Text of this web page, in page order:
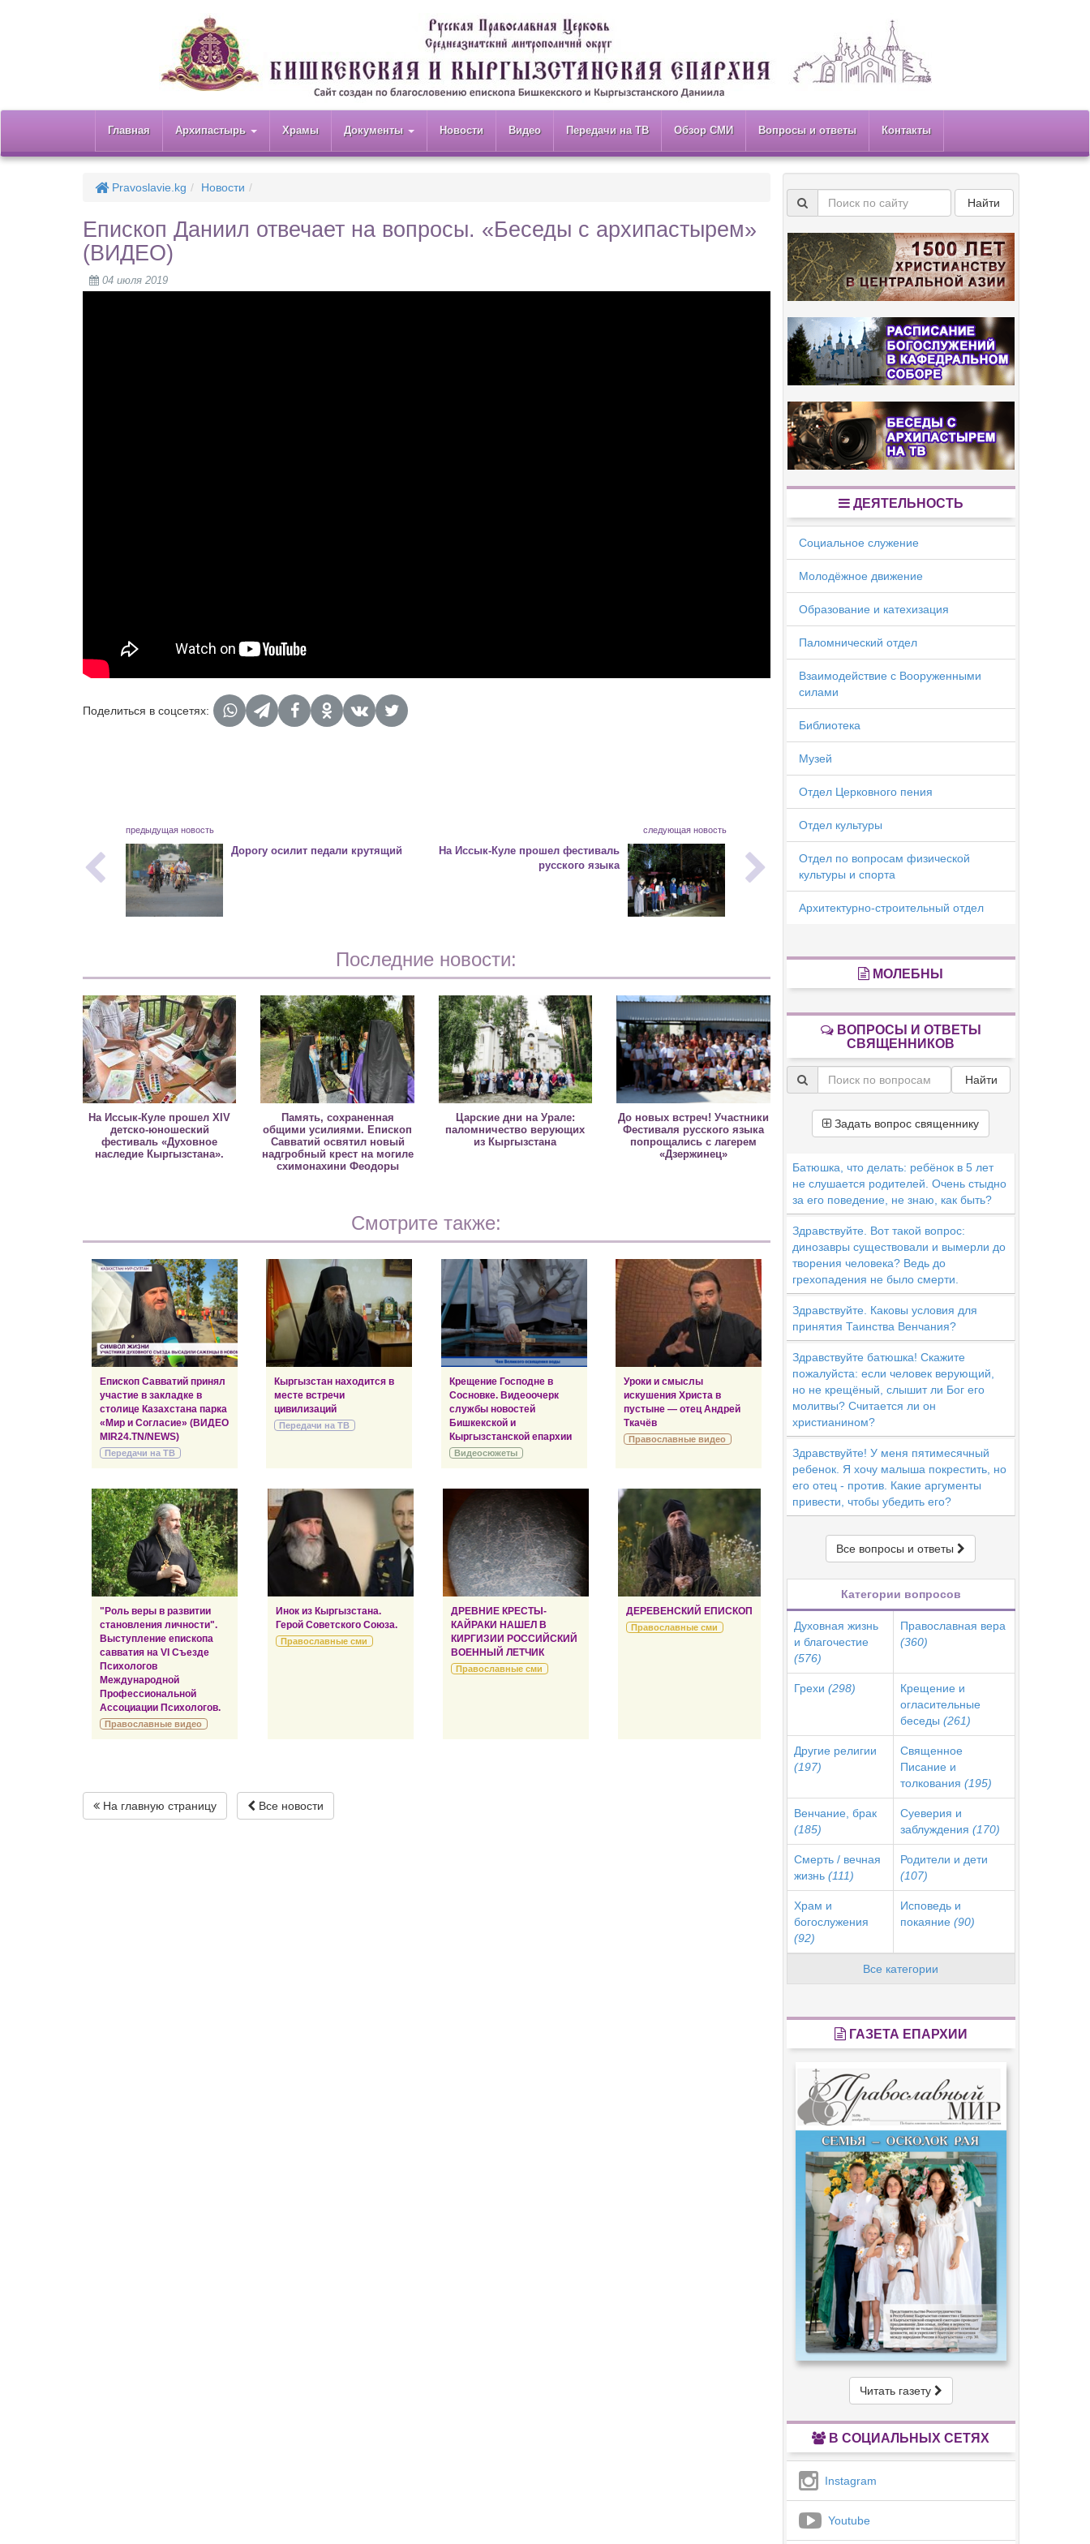
Главная Архипастырь Храмы Документы Новости Видео Передачи на ТВ Обзор СМИ Вопросы и ответы Контакты
Pravoslavie.kg Новости
Епископ Даниил отвечает на вопросы. «Беседы с архипастырем»
(ВИДЕО)
04 июля 2019
Поделиться в соцсетях:
предыдущая новость
Дорогу осилит педали крутящий
следующая новость
На Иссык-Куле прошел фестиваль
русского языка
Последние новости:
На Иссык-Куле прошел XIV
детско-юношеский
фестиваль «Духовное
наследие Кыргызстана».
Память, сохраненная
общими усилиями. Епископ
Савватий освятил новый
надгробный крест на могиле
схимонахини Феодоры
Царские дни на Урале:
паломничество верующих
из Кыргызстана
До новых встреч! Участники
Фестиваля русского языка
попрощались с лагерем
«Дзержинец»
Смотрите также:
Епископ Савватий принял
участие в закладке в
столице Казахстана парка
«Мир и Согласие» (ВИДЕО
MIR24.TN/NEWS)
Передачи на ТВ
Кыргызстан находится в
месте встречи
цивилизаций
Передачи на ТВ
Крещение Господне в
Сосновке. Видеоочерк
службы новостей
Бишкекской и
Кыргызстанской епархии
Видеосюжеты
Уроки и смыслы
искушения Христа в
пустыне — отец Андрей
Ткачёв
Православные видео
"Роль веры в развитии
становления личности".
Выступление епископа
савватия на VI Съезде
Психологов
Международной
Профессиональной
Ассоциации Психологов.
Православные видео
Инок из Кыргызстана.
Герой Советского Союза.
Православные сми
ДРЕВНИЕ КРЕСТЫ-
КАЙРАКИ НАШЕЛ В
КИРГИЗИИ РОССИЙСКИЙ
ВОЕННЫЙ ЛЕТЧИК
Православные сми
ДЕРЕВЕНСКИЙ ЕПИСКОП
Православные сми
На главную страницу Все новости
Найти
ДЕЯТЕЛЬНОСТЬ
Социальное служение
Молодёжное движение
Образование и катехизация
Паломнический отдел
Взаимодействие с Вооруженными
силами
Библиотека
Музей
Отдел Церковного пения
Отдел культуры
Отдел по вопросам физической
культуры и спорта
Архитектурно-строительный отдел
МОЛЕБНЫ
ВОПРОСЫ И ОТВЕТЫ
СВЯЩЕННИКОВ
Найти
Задать вопрос священнику
Батюшка, что делать: ребёнок в 5 лет
не слушается родителей. Очень стыдно
за его поведение, не знаю, как быть?
Здравствуйте. Вот такой вопрос:
динозавры существовали и вымерли до
творения человека? Ведь до
грехопадения не было смерти.
Здравствуйте. Каковы условия для
принятия Таинства Венчания?
Здравствуйте батюшка! Скажите
пожалуйста: если человек верующий,
но не крещёный, слышит ли Бог его
молитвы? Считается ли он
христианином?
Здравствуйте! У меня пятимесячный
ребенок. Я хочу малыша покрестить, но
его отец - против. Какие аргументы
привести, чтобы убедить его?
Все вопросы и ответы
Категории вопросов
Духовная жизнь
и благочестие
(576)
Православная вера
(360)
Грехи (298)
Крещение и
огласительные
беседы (261)
Другие религии
(197)
Священное
Писание и
толкования (195)
Венчание, брак
(185)
Суеверия и
заблуждения (170)
Смерть / вечная
жизнь (111)
Родители и дети
(107)
Храм и
богослужения
(92)
Исповедь и
покаяние (90)
Все категории
ГАЗЕТА ЕПАРХИИ
Читать газету
В СОЦИАЛЬНЫХ СЕТЯХ
Instagram
Youtube